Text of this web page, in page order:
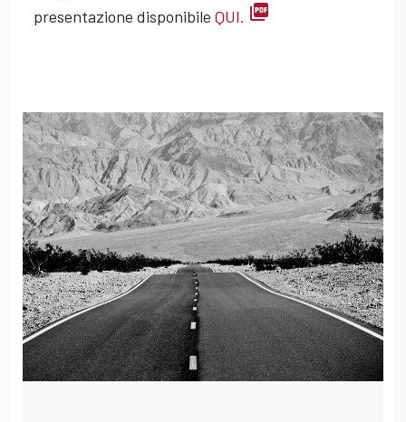
presentazione disponibile QUI. picture_as_pdf